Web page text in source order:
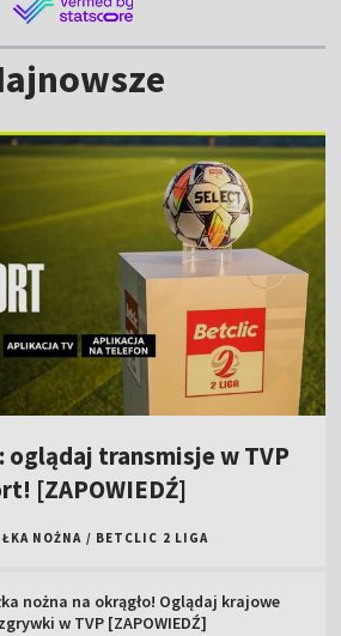
oglądaj transmisje w TVP
[ZAPOWIEDŹ]
NOŻNA / BETCLIC 2 LIGA
nożna na okrągło! Oglądaj krajowe
w TVP [ZAPOWIEDŹ]